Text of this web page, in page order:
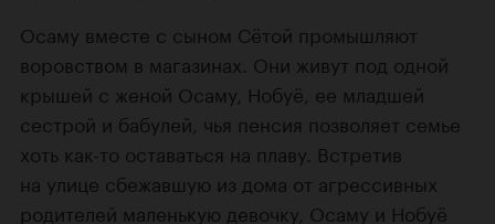
Осаму вместе с сыном Сётой промышляют
воровством в магазинах. Они живут под одной
крышей с женой Осаму, Нобуё, ее младшей
сестрой и бабулей, чья пенсия позволяет семье
хоть как-то оставаться на плаву. Встретив
на улице сбежавшую из дома от агрессивных
родителей маленькую девочку, Осаму и Нобуё